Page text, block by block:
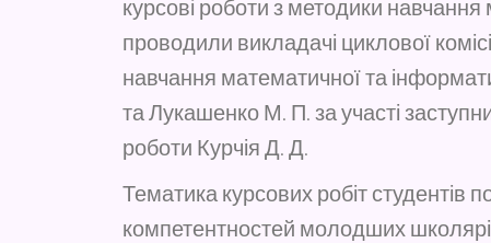
курсові роботи з методики навчання
проводили викладачі циклової
навчання математичної та
та Лукашенко М. П. за участі
роботи Курчія Д. Д.
Тематика курсових робіт
компетентностей молодших